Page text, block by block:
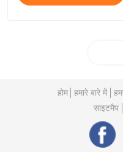
होम हमारे बारे में
साइटमैप